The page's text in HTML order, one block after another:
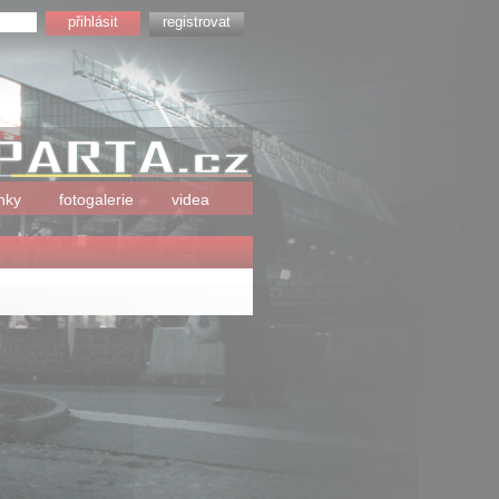
registrovat
fotogalerie videa